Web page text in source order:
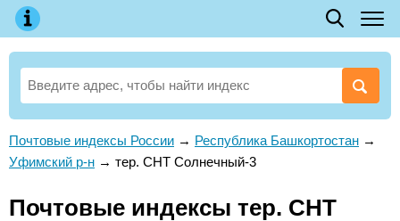
Почтовые индексы России → Республика Башкортостан →
Уфимский р-н → тер. СНТ Солнечный-3
Почтовые индексы тер. СНТ